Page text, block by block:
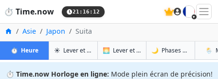
⏱️ Time.now 21:16:13 🇫🇷
Accueil
Asie Japon Suita
⏱️ Heureà Suita☀️ Lever et coucher du soleil à Suita
🌅 Lever et coucher du soleil demain à
🌙 Phases de la Lune à
🌦️
⏱️ Time.now Horloge en ligne: Mode plein écran de précision!